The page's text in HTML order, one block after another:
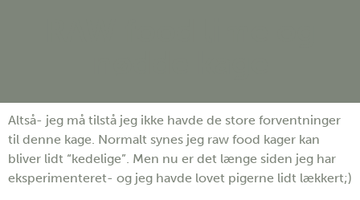
Altså- jeg må tilstå jeg ikke havde de store forventninger
til denne kage. Normalt synes jeg raw food kager kan
bliver lidt “kedelige”. Men nu er det længe siden jeg har
eksperimenteret- og jeg havde lovet pigerne lidt lækkert;)